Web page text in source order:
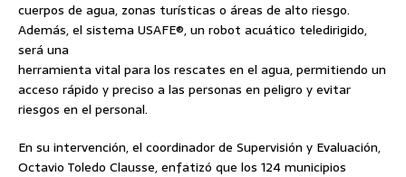
cuerpos de agua, zonas turísticas o áreas de alto riesgo.
Además, el sistema USAFE®️, un robot acuático teledirigido,
será una
herramienta vital para los rescates en el agua, permitiendo un
acceso rápido y preciso a las personas en peligro y evitar
riesgos en el personal.
En su intervención, el coordinador de Supervisión y Evaluación,
Octavio Toledo Clausse, enfatizó que los 124 municipios